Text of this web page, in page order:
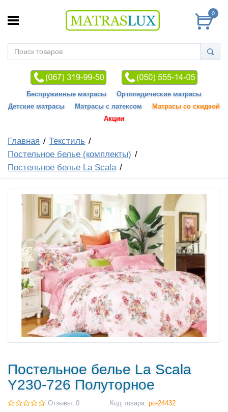
0
Беспружинные матрасы
Ортопедические матрасы
Детские матрасы
Матрасы с латексом
Матрасы со скидкой
Акции
Главная
Текстиль
Постельное белье (комплекты)
Постельное белье La Scala
Постельное белье La Scala
Y230-726 Полуторное
Отзывы: 0 Код товара: po-24432